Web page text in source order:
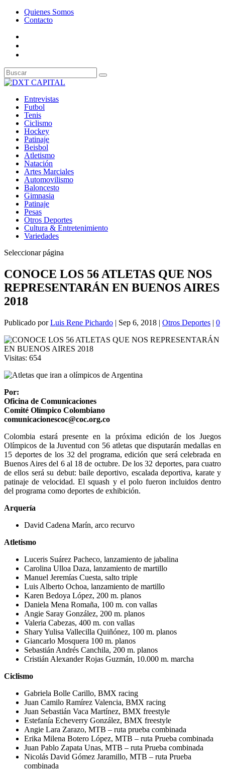
Quienes Somos
Contacto
Entrevistas
Futbol
Tenis
Ciclismo
Hockey
Patinaje
Beisbol
Atletismo
Natación
Artes Marciales
Automovilismo
Baloncesto
Gimnasia
Patinaje
Pesas
Otros Deportes
Cultura & Entretenimiento
Variedades
Seleccionar página
CONOCE LOS 56 ATLETAS QUE NOS
REPRESENTARÁN EN BUENOS AIRES
2018
Publicado porLuis Rene Pichardo | Sep 6, 2018 | Otros Deportes | 0
Visitas: 654
Por:
Oficina de Comunicaciones
Comité Olímpico Colombiano
comunicacionescoc@coc.org.co
Colombia estará presente en la próxima edición de los Juegos
Olímpicos de la Juventud con 56 atletas que disputarán medallas en
15 deportes de los 32 del programa, edición que será celebrada en
Buenos Aires del 6 al 18 de octubre. De los 32 deportes, para cuatro
de ellos será su debut: baile deportivo, escalada deportiva, karate y
patinaje de velocidad. El squash y el polo fueron incluidos dentro
del programa como deportes de exhibición.
Arquería
David Cadena Marín, arco recurvo
Atletismo
Luceris Suárez Pacheco, lanzamiento de jabalina
Carolina Ulloa Daza, lanzamiento de martillo
Manuel Jeremías Cuesta, salto triple
Luis Alberto Ochoa, lanzamiento de martillo
Karen Bedoya López, 200 m. planos
Daniela Mena Romaña, 100 m. con vallas
Angie Saray González, 200 m. planos
Valeria Cabezas, 400 m. con vallas
Shary Yulisa Vallecilla Quiñónez, 100 m. planos
Giancarlo Mosquera 100 m. planos
Sebastián Andrés Canchila, 200 m. planos
Cristián Alexander Rojas Guzmán, 10.000 m. marcha
Ciclismo
Gabriela Bolle Carillo, BMX racing
Juan Camilo Ramírez Valencia, BMX racing
Juan Sebastián Vaca Martínez, BMX freestyle
Estefanía Echeverry González, BMX freestyle
Angie Lara Zarazo, MTB – ruta prueba combinada
Erika Milena Botero López, MTB – ruta Prueba combinada
Juan Pablo Zapata Unas, MTB – ruta Prueba combinada
Nicolás David Gómez Jaramillo, MTB – ruta Prueba
combinada